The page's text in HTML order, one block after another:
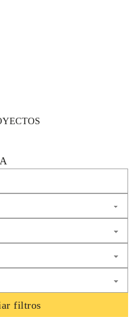
filtros